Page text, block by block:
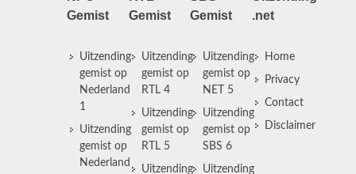
Gemist
Uitzending
gemist op
Nederland
1
Uitzending
gemist op
Nederland
Gemist
Uitzending
gemist op
RTL 4
Uitzending
gemist op
RTL 5
Uitzending
Gemist
Uitzending
gemist op
NET 5
Uitzending
gemist op
SBS 6
Uitzending
.net
Home
Privacy
Contact
Disclaimer